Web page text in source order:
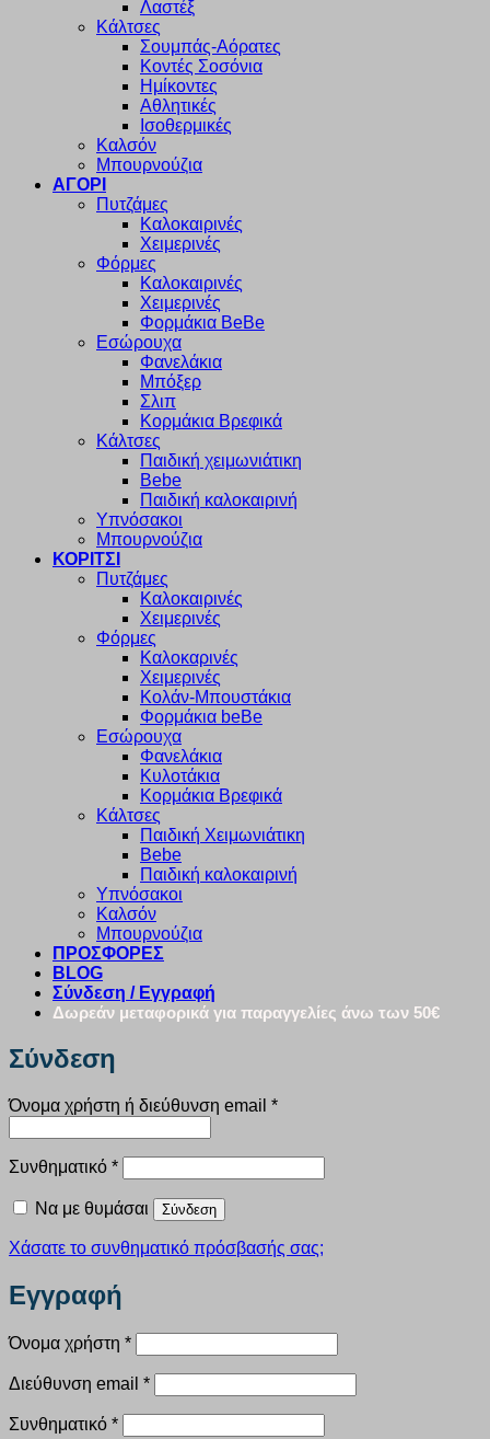
Λαστέξ
Κάλτσες
Σουμπάς-Αόρατες
Κοντές Σοσόνια
Ημίκοντες
Αθλητικές
Ισοθερμικές
Καλσόν
Μπουρνούζια
ΑΓΟΡΙ
Πυτζάμες
Καλοκαιρινές
Χειμερινές
Φόρμες
Καλοκαιρινές
Χειμερινές
Φορμάκια BeBe
Εσώρουχα
Φανελάκια
Μπόξερ
Σλιπ
Κορμάκια Βρεφικά
Κάλτσες
Παιδική χειμωνιάτικη
Bebe
Παιδική καλοκαιρινή
Υπνόσακοι
Μπουρνούζια
ΚΟΡΙΤΣΙ
Πυτζάμες
Καλοκαιρινές
Χειμερινές
Φόρμες
Καλοκαρινές
Χειμερινές
Κολάν-Μπουστάκια
Φορμάκια beBe
Εσώρουχα
Φανελάκια
Κυλοτάκια
Κορμάκια Βρεφικά
Κάλτσες
Παιδική Χειμωνιάτικη
Bebe
Παιδική καλοκαιρινή
Υπνόσακοι
Καλσόν
Μπουρνούζια
ΠΡΟΣΦΟΡΕΣ
BLOG
Σύνδεση / Εγγραφή
Δωρεάν μεταφορικά για παραγγελίες άνω των 50€
Σύνδεση
Όνομα χρήστη ή διεύθυνση email *Απαιτείται
Συνθηματικό *Απαιτείται
Να με θυμάσαι Σύνδεση
Χάσατε το συνθηματικό πρόσβασής σας;
Εγγραφή
Όνομα χρήστη *Απαιτείται
Διεύθυνση email *Απαιτείται
Συνθηματικό *Απαιτείται